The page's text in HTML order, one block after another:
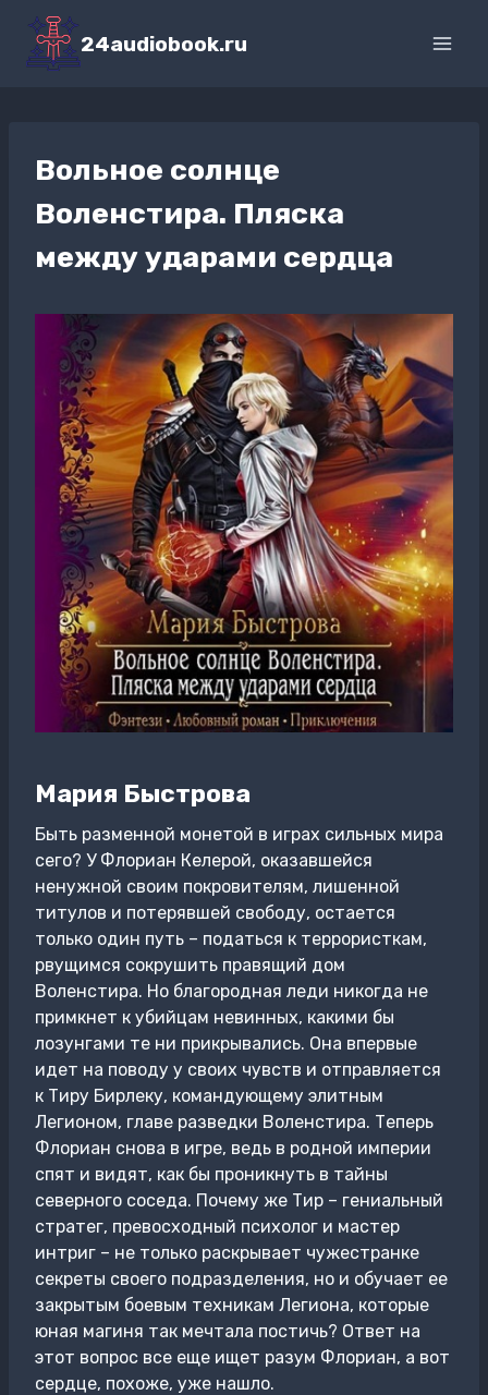
Перейти
содержимому
24audiobook.ru
Вольное солнце
Воленстира. Пляска
между ударами сердца
Мария Быстрова
Быть разменной монетой в играх сильных мира
сего? У Флориан Келерой, оказавшейся
ненужной своим покровителям, лишенной
титулов и потерявшей свободу, остается
только один путь – податься к террористкам,
рвущимся сокрушить правящий дом
Воленстира. Но благородная леди никогда не
примкнет к убийцам невинных, какими бы
лозунгами те ни прикрывались. Она впервые
идет на поводу у своих чувств и отправляется
к Тиру Бирлеку, командующему элитным
Легионом, главе разведки Воленстира. Теперь
Флориан снова в игре, ведь в родной империи
спят и видят, как бы проникнуть в тайны
северного соседа. Почему же Тир – гениальный
стратег, превосходный психолог и мастер
интриг – не только раскрывает чужестранке
секреты своего подразделения, но и обучает ее
закрытым боевым техникам Легиона, которые
юная магиня так мечтала постичь? Ответ на
этот вопрос все еще ищет разум Флориан, а вот
сердце, похоже, уже нашло.